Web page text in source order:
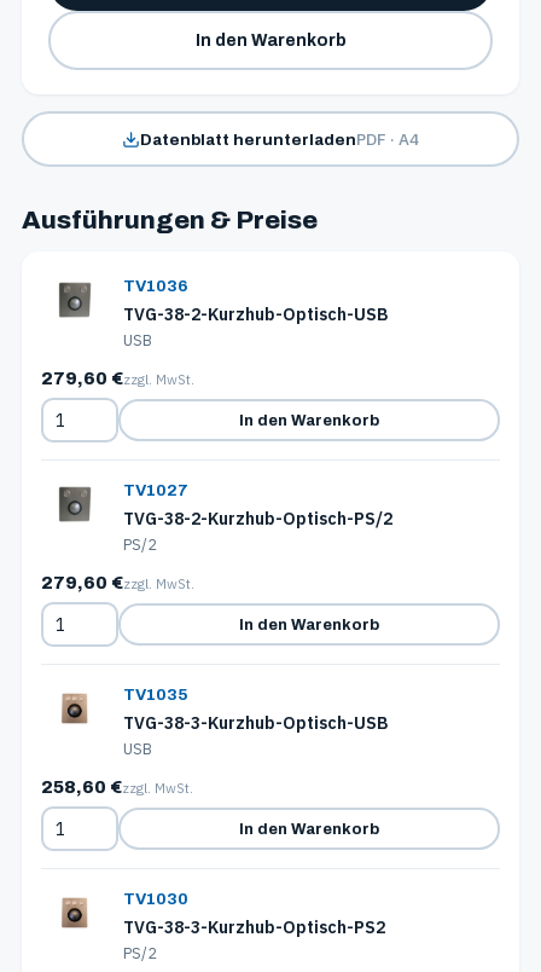
In den Warenkorb
Datenblatt herunterladenPDF · A4
Ausführungen & Preise
TV1036
TVG-38-2-Kurzhub-Optisch-USB
USB
279,60 €zzgl. MwSt.
In den Warenkorb
TV1027
TVG-38-2-Kurzhub-Optisch-PS/2
PS/2
279,60 €zzgl. MwSt.
In den Warenkorb
TV1035
TVG-38-3-Kurzhub-Optisch-USB
USB
258,60 €zzgl. MwSt.
In den Warenkorb
TV1030
TVG-38-3-Kurzhub-Optisch-PS2
PS/2